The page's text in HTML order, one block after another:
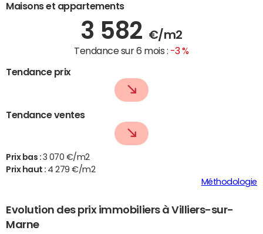
Maisons et appartements
3 582 €/m2
Tendance sur 6 mois : -3 %
Tendance prix
Tendance ventes
Prix bas : 3 070 €/m2
Prix haut : 4 279 €/m2
Méthodologie
Evolution des prix immobiliers à Villiers-sur-
Marne